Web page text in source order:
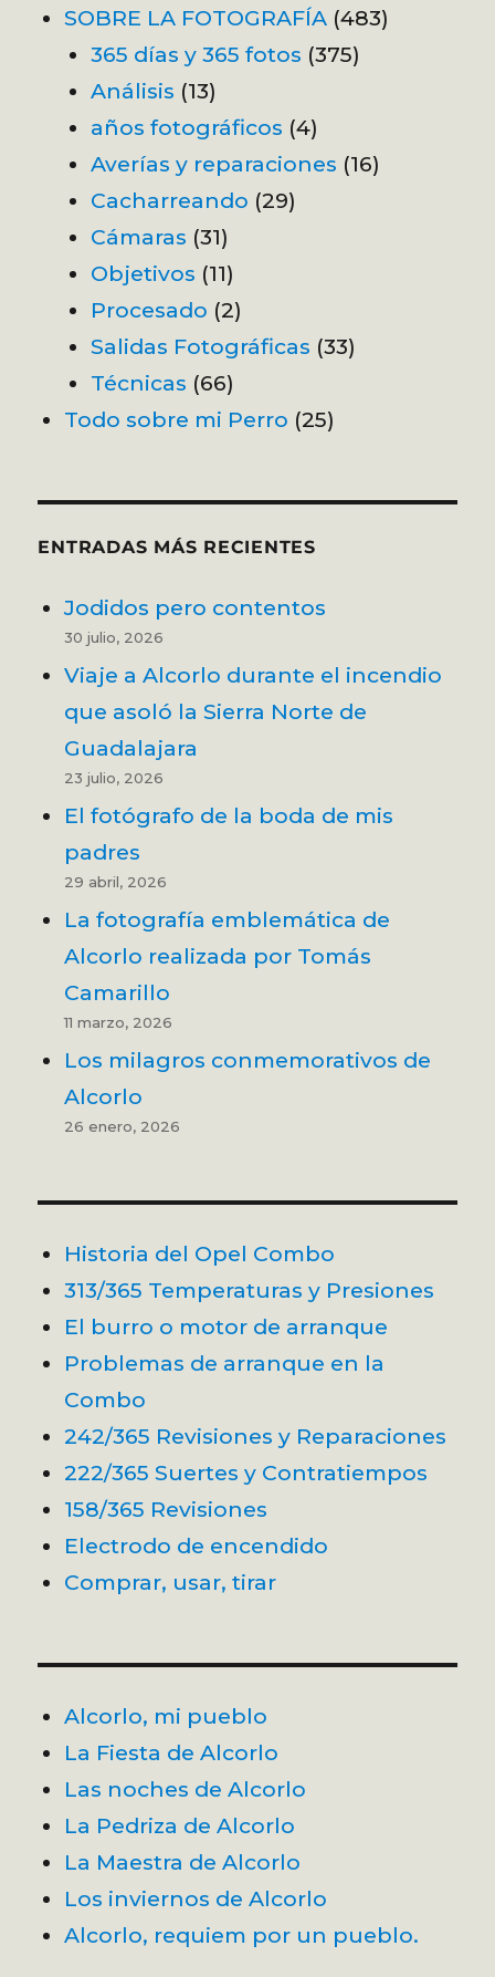
SOBRE LA FOTOGRAFÍA (483)
365 días y 365 fotos (375)
Análisis (13)
años fotográficos (4)
Averías y reparaciones (16)
Cacharreando (29)
Cámaras (31)
Objetivos (11)
Procesado (2)
Salidas Fotográficas (33)
Técnicas (66)
Todo sobre mi Perro (25)
ENTRADAS MÁS RECIENTES
Jodidos pero contentos
30 julio, 2026
Viaje a Alcorlo durante el incendio
que asoló la Sierra Norte de
Guadalajara
23 julio, 2026
El fotógrafo de la boda de mis
padres
29 abril, 2026
La fotografía emblemática de
Alcorlo realizada por Tomás
Camarillo
11 marzo, 2026
Los milagros conmemorativos de
Alcorlo
26 enero, 2026
Historia del Opel Combo
313/365 Temperaturas y Presiones
El burro o motor de arranque
Problemas de arranque en la
Combo
242/365 Revisiones y Reparaciones
222/365 Suertes y Contratiempos
158/365 Revisiones
Electrodo de encendido
Comprar, usar, tirar
Alcorlo, mi pueblo
La Fiesta de Alcorlo
Las noches de Alcorlo
La Pedriza de Alcorlo
La Maestra de Alcorlo
Los inviernos de Alcorlo
Alcorlo, requiem por un pueblo.